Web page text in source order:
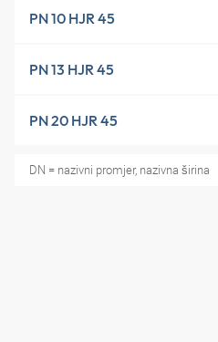
PN 10 HJR 45
PN 13 HJR 45
PN 20 HJR 45
DN = nazivni promjer, nazivna širina